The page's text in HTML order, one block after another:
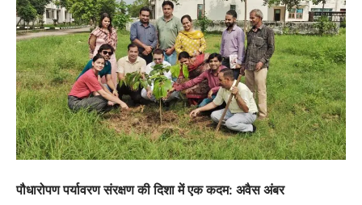
पौधारोपण पर्यावरण संरक्षण की दिशा में एक कदम: अवैस अंबर